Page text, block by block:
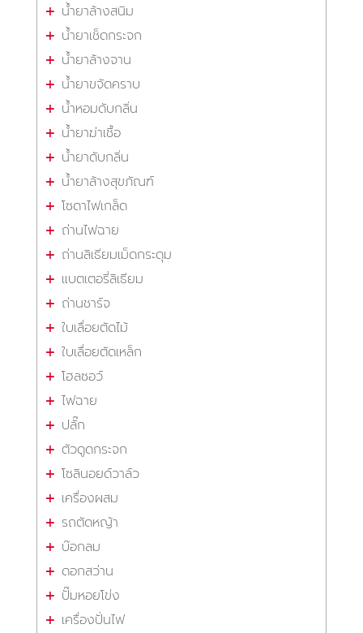
น้ำยาล้างสนิม
น้ำยาเช็ดกระจก
น้ำยาล้างจาน
น้ำยาขจัดคราบ
น้ำหอมดับกลิ่น
น้ำยาฆ่าเชื้อ
น้ำยาดับกลิ่น
น้ำยาล้างสุขภัณฑ์
โซดาไฟเกล็ด
ถ่านไฟฉาย
ถ่านลิเธียมเม็ดกระดุม
แบตเตอรี่ลิเธียม
ถ่านชาร์จ
ใบเลื่อยตัดไม้
ใบเลื่อยตัดเหล็ก
โฮลซอว์
ไฟฉาย
ปลั๊ก
ตัวดูดกระจก
โซลินอยด์วาล์ว
เครื่องผสม
รถตัดหญ้า
บ๊อกลม
ดอกสว่าน
ปั๊มหอยโข่ง
เครื่องปั่นไฟ